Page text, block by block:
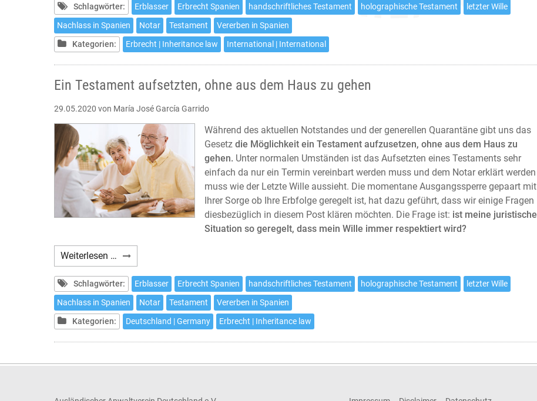
make
a
will
in
Spain
leaving
home
Schlagwörter: Erblasser Erbrecht Spanien handschriftliches Testament holographische Testament
letzter Wille
Nachlass in Spanien
Notar Testament
Vererben in Spanien
Kategorien:
Erbrecht | Inheritance law International | International
Ein Testament aufsetzten, ohne aus dem Haus zu gehen
29.05.2020 von María José García Garrido
Während des aktuellen Notstandes und der generellen Quarantäne gibt uns das
Gesetz die Möglichkeit ein Testament aufzusetzen, ohne aus dem Haus zu
gehen. Unter normalen Umständen ist das Aufsetzten eines Testaments sehr
einfach da nur ein Termin vereinbart werden muss und dem Notar erklärt werden
muss wie der Letzte Wille aussieht. Die momentane Ausgangssperre gepaart mit
Ihrer Sorge ob Ihre Erbfolge geregelt ist, hat dazu geführt, dass wir einige Fragen
diesbezüglich in diesem Post klären möchten. Die Frage ist: ist meine juristische
Situation so geregelt, dass mein Wille immer respektiert wird?
Weiterlesen … Ein
Testament
aufsetzten,
ohne
aus
dem
Haus
gehen
Schlagwörter: Erblasser Erbrecht Spanien handschriftliches Testament holographische Testament
letzter Wille
Nachlass in Spanien
Notar Testament
Vererben in Spanien
Kategorien:
Deutschland | Germany Erbrecht | Inheritance law